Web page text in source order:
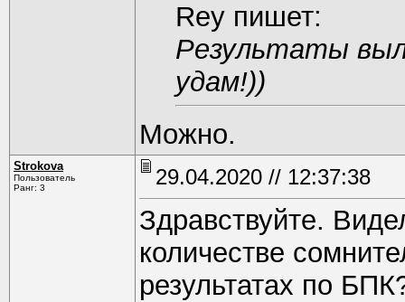
Rey пишет:
Результаты
удам!))
Можно.
Strokova
Пользователь
Ранг: 3
29.04.2020 // 12:37:38
Здравствуйте.
количестве
результатах по